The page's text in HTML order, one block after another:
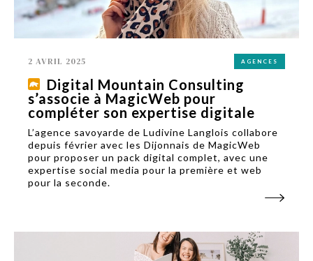
2 AVRIL 2025 AGENCES
Digital Mountain Consulting
s’associe à MagicWeb pour
compléter son expertise digitale
L’agence savoyarde de Ludivine Langlois collabore
depuis février avec les Dijonnais de MagicWeb
pour proposer un pack digital complet, avec une
expertise social media pour la première et web
pour la seconde.